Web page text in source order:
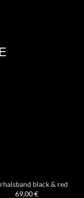
black & red
69,00€